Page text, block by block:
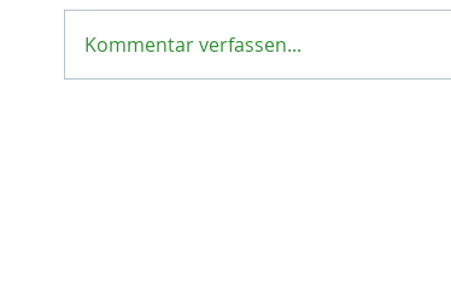
Kommentar verfassen...